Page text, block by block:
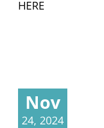
HERE
Nov
24, 2024